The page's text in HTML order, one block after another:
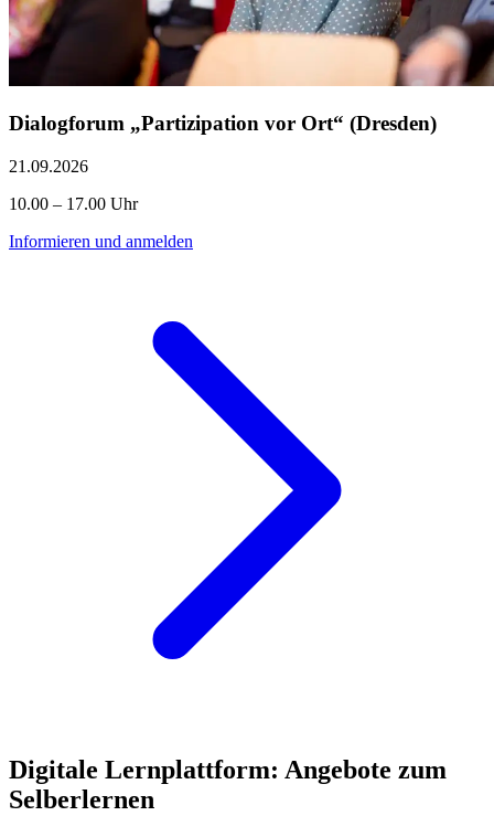
Dialogforum „Partizipation vor Ort“ (Dresden)
21.09.2026
10.00 – 17.00 Uhr
Informieren und anmelden
Digitale Lernplattform: Angebote zum
Selberlernen